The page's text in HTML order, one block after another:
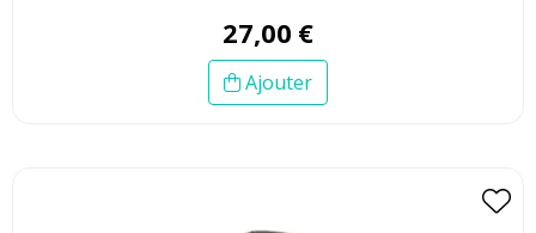
27,00 €
Ajouter